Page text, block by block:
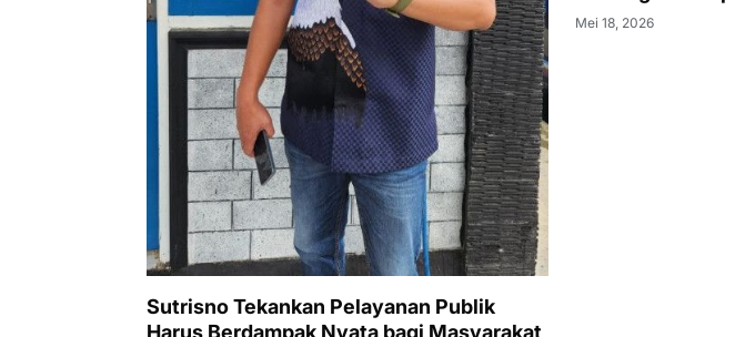
Sutrisno Tekankan Pelayanan Publik
Mei 18, 2026